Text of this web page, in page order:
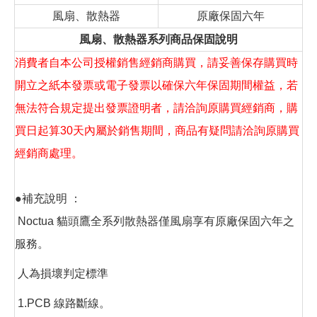
風扇、散熱器
原廠保固六年
風扇、散熱器系列商品保固說明
消費者自本公司授權銷售經銷商購買，請妥善保存購買時
開立之紙本發票或電子發票以確保六年保固期間權益，若
無法符合規定提出發票證明者，請洽詢原購買經銷商，購
買日起算30天內屬於銷售期間，商品有疑問請洽詢原購買
經銷商處理。
●補充說明 ：
Noctua 貓頭鷹全系列散熱器僅風扇享有原廠保固六年之
服務。
人為損壞判定標準
1.PCB 線路斷線。